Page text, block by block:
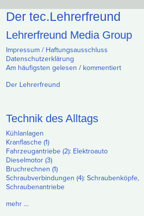
Der tec.Lehrerfreund
Lehrerfreund Media Group
Impressum / Haftungsausschluss
Datenschutzerklärung
Am häufigsten gelesen / kommentiert
Der Lehrerfreund
Technik des Alltags
Kühlanlagen
Kranflasche (1)
Fahrzeugantriebe (2): Elektroauto
Dieselmotor (3)
Bruchrechnen (1)
Schraubverbindungen (4): Schraubenköpfe,
Schraubenantriebe
mehr …